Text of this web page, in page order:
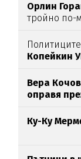
Орлин
тройно по-
Копейкин
Вера
оправя
Ку-Ку